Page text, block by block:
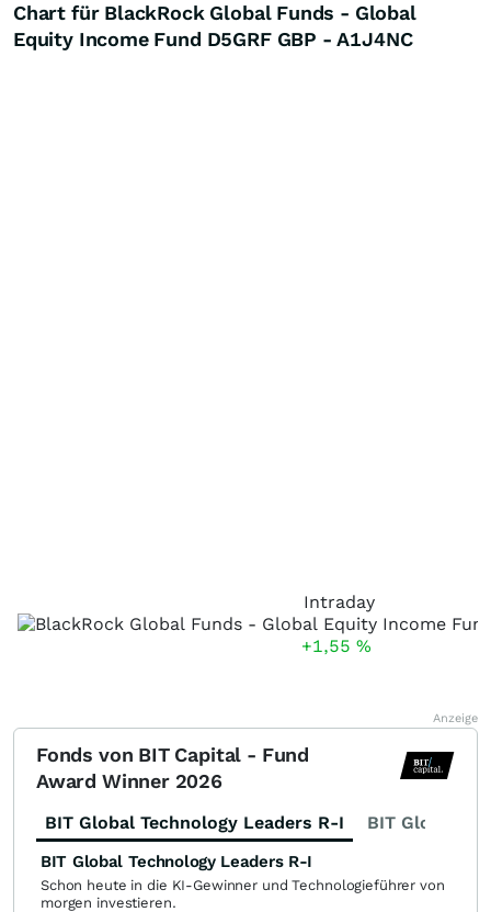
Chart für BlackRock Global Funds - Global
Equity Income Fund D5GRF GBP - A1J4NC
Intraday
+1,55 %
Anzeige
Fonds von BIT Capital - Fund
Award Winner 2026
BIT Global Technology Leaders R-I BIT Global
BIT Global Technology Leaders R-I
Schon heute in die KI-Gewinner und Technologieführer von
morgen investieren.